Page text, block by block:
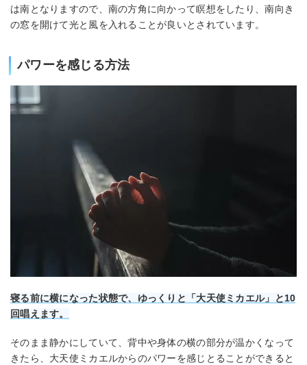
は南となりますので、南の方角に向かって瞑想をしたり、南向き
の窓を開けて光と風を入れることが良いとされています。
パワーを感じる方法
寝る前に横になった状態で、ゆっくりと「大天使ミカエル」と10
回唱えます。
そのまま静かにしていて、背中や身体の横の部分が温かくなって
きたら、大天使ミカエルからのパワーを感じとることができると